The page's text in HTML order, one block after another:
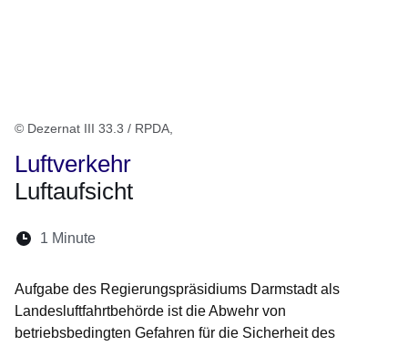
© Dezernat III 33.3 / RPDA,
Luftverkehr
Luftaufsicht
Lesedauer:
1 Minute
Aufgabe des Regierungspräsidiums Darmstadt als
Landesluftfahrtbehörde ist die Abwehr von
betriebsbedingten Gefahren für die Sicherheit des